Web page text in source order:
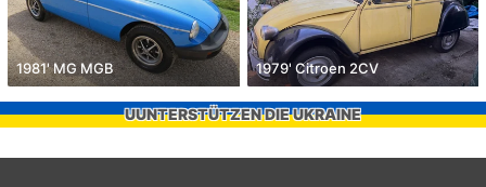
1981' MG MGB 1979' Citroen 2CV
UUNTERSTÜTZEN DIE UKRAINE